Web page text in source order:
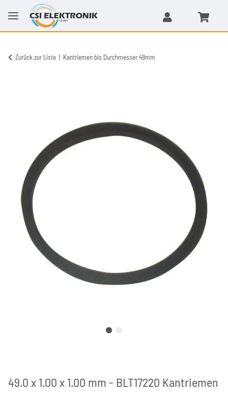
Zurück zur Liste Kantriemen bis Durchmesser 49mm
49.0 x 1.00 x 1.00 mm - BLT17220 Kantriemen